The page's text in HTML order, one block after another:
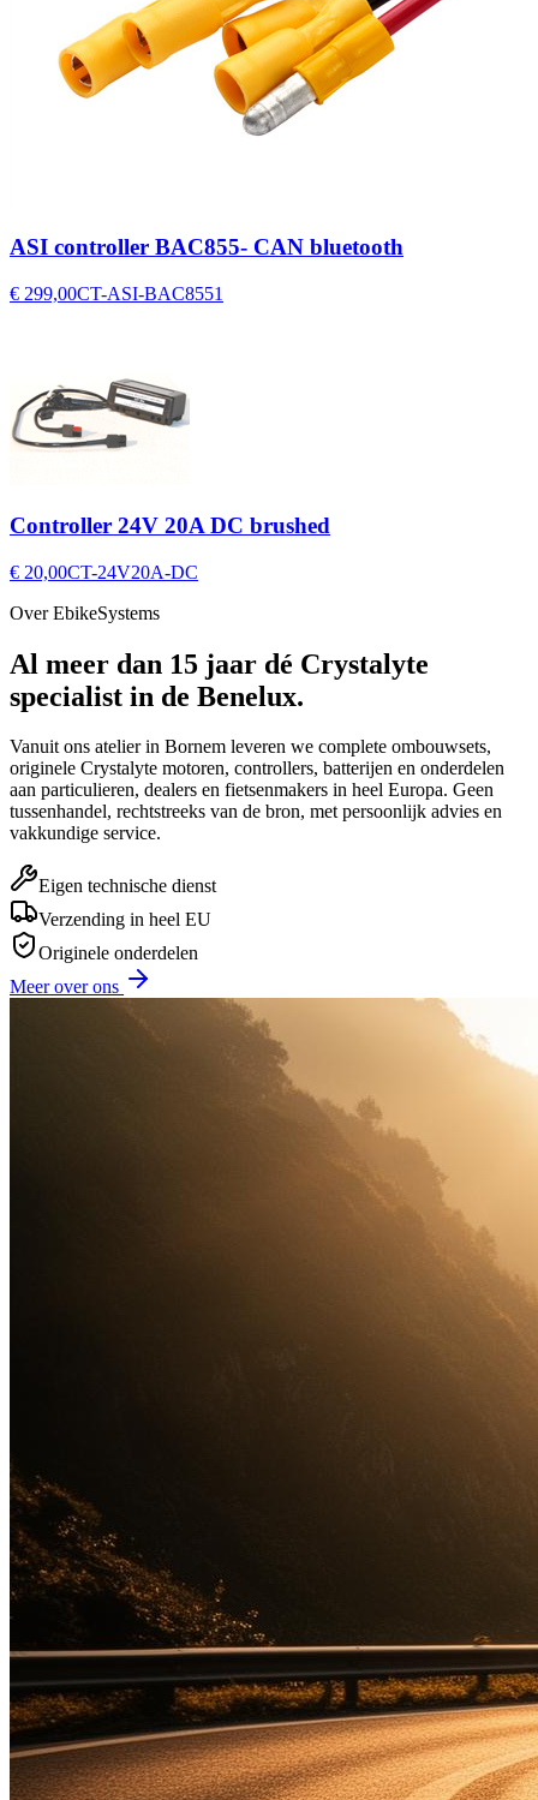
ASI controller BAC855- CAN bluetooth
€ 299,00CT-ASI-BAC8551
Controller 24V 20A DC brushed
€ 20,00CT-24V20A-DC
Over EbikeSystems
Al meer dan 15 jaar dé Crystalyte
specialist in de Benelux.
Vanuit ons atelier in Bornem leveren we complete ombouwsets,
originele Crystalyte motoren, controllers, batterijen en onderdelen
aan particulieren, dealers en fietsenmakers in heel Europa. Geen
tussenhandel, rechtstreeks van de bron, met persoonlijk advies en
vakkundige service.
Eigen technische dienst
Verzending in heel EU
Originele onderdelen
Meer over ons